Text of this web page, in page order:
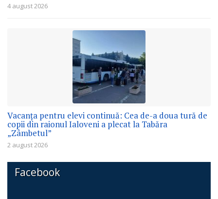
4 august 2026
Vacanța pentru elevi continuă: Cea de-a doua tură de
copii din raionul Ialoveni a plecat la Tabăra
„Zâmbetul”
2 august 2026
Facebook